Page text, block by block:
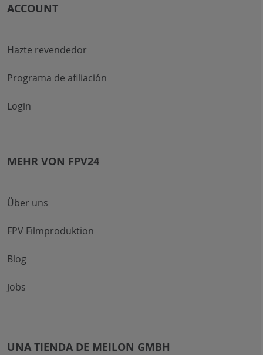
ACCOUNT
Hazte revendedor
Programa de afiliación
Login
MEHR VON FPV24
Über uns
FPV Filmproduktion
Blog
Jobs
UNA TIENDA DE MEILON GMBH